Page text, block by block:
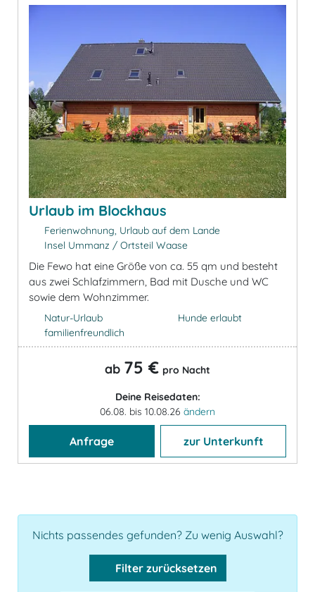
Urlaub im Blockhaus
Ferienwohnung, Urlaub auf dem Lande
Insel Ummanz / Ortsteil Waase
Die Fewo hat eine Größe von ca. 55 qm und besteht
aus zwei Schlafzimmern, Bad mit Dusche und WC
sowie dem Wohnzimmer.
Natur-Urlaub
familienfreundlich
Hunde erlaubt
ab 75 € pro Nacht
Deine Reisedaten:
06.08. bis 10.08.26 ändern
Anfrage zur Unterkunft
Nichts passendes gefunden? Zu wenig Auswahl?
Filter zurücksetzen